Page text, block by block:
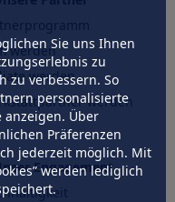
Sie uns Ihnen
zu
zu verbessern. So
personalisierte
anzeigen. Über
Präferenzen
jederzeit möglich. Mit
werden lediglich
werden
werden
werden
Engagement